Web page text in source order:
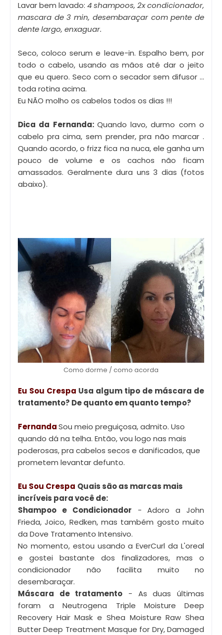
Lavar bem lavado: 4 shampoos, 2x condicionador,
mascara de 3 min, desembaraçar com pente de
dente largo, enxaguar.
Seco, coloco serum e leave-in. Espalho bem, por
todo o cabelo, usando as mãos até dar o jeito
que eu quero. Seco com o secador sem difusor ...
toda rotina acima.
Eu NÃO molho os cabelos todos os dias !!!
Dica da Fernanda: Quando lavo, durmo com o
cabelo pra cima, sem prender, pra não marcar .
Quando acordo, o frizz fica na nuca, ele ganha um
pouco de volume e os cachos não ficam
amassados. Geralmente dura uns 3 dias (fotos
abaixo).
Como dorme / como acorda
Eu Sou Crespa Usa algum tipo de máscara de
tratamento? De quanto em quanto tempo?
FernandaSou meio preguiçosa, admito. Uso
quando dá na telha. Então, vou logo nas mais
poderosas, pra cabelos secos e danificados, que
prometem levantar defunto.
Eu Sou Crespa Quais são as marcas mais
incríveis para você de:
Shampoo e Condicionador - Adoro a John
Frieda, Joico, Redken, mas também gosto muito
da Dove Tratamento Intensivo.
No momento, estou usando a EverCurl da L'oreal
e gostei bastante dos finalizadores, mas o
condicionador não facilita muito no
desembaraçar.
Máscara de tratamento - As duas últimas
foram a Neutrogena Triple Moisture Deep
Recovery Hair Mask e Shea Moisture Raw Shea
Butter Deep Treatment Masque for Dry, Damaged